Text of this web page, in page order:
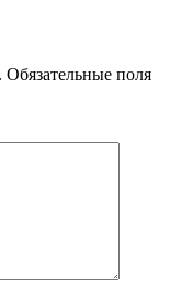
Обязательные поля